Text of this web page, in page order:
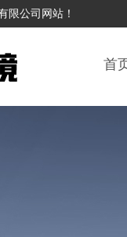
限公司网站！
首